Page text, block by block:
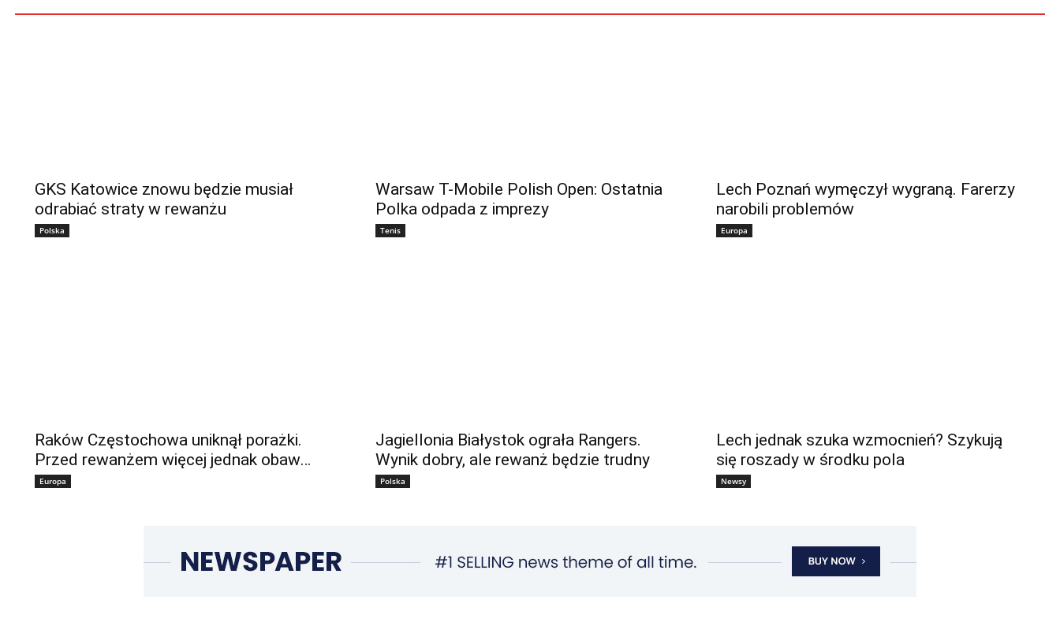
GKS Katowice znowu będzie musiał
odrabiać straty w rewanżu
Polska
Warsaw T-Mobile Polish Open: Ostatnia
Polka odpada z imprezy
Tenis
Lech Poznań wymęczył wygraną. Farerzy
narobili problemów
Europa
Raków Częstochowa uniknął porażki.
Przed rewanżem więcej jednak obaw…
Europa
Jagiellonia Białystok ograła Rangers.
Wynik dobry, ale rewanż będzie trudny
Polska
Lech jednak szuka wzmocnień? Szykują
się roszady w środku pola
Newsy